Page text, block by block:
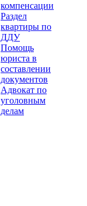
компенсации
Раздел
квартиры по
ДДУ
Помощь
юриста в
составлении
документов
Адвокат по
уголовным
делам